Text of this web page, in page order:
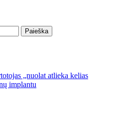
„nuolat atlieka kelias
implantu